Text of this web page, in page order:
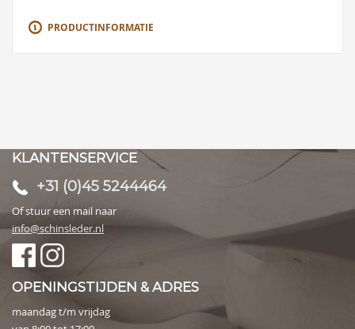
PRODUCTINFORMATIE
KLANTENSERVICE
+31 (0)45 5244464
Of stuur een mail naar
info@schinsleder.nl
OPENINGSTIJDEN & ADRES
maandag t/m vrijdag